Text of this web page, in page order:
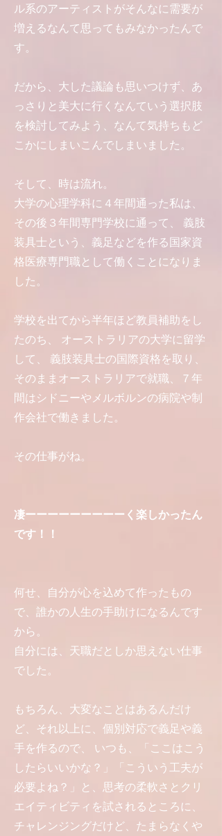
ル系のアーティストがそんなに需要が
増えるなんて思ってもみなかったんで
す。
だから、大した議論も思いつけず、あ
っさりと美大に行くなんていう選択肢
を検討してみよう、なんて気持ちもど
こかにしまいこんでしまいました。
そして、時は流れ。
大学の心理学科に４年間通った私は、
その後３年間専門学校に通って、 義肢
装具士という、義足などを作る国家資
格医療専門職として働くことになりま
した。
学校を出てから半年ほど教員補助をし
たのち、 オーストラリアの大学に留学
して、 義肢装具士の国際資格を取り、
そのままオーストラリアで就職、７年
間はシドニーやメルボルンの病院や制
作会社で働きました。
その仕事がね。
凄ーーーーーーーーーく楽しかったん
です！！
何せ、自分が心を込めて作ったもの
で、誰かの人生の手助けになるんです
から。
自分には、天職だとしか思えない仕事
でした。
もちろん、大変なことはあるんだけ
ど、それ以上に、個別対応で義足や義
手を作るので、 いつも、「ここはこう
したらいいかな？」「こういう工夫が
必要よね？」と、思考の柔軟さとクリ
エイティビティを試されるところに、
チャレンジングだけど、たまらなくや